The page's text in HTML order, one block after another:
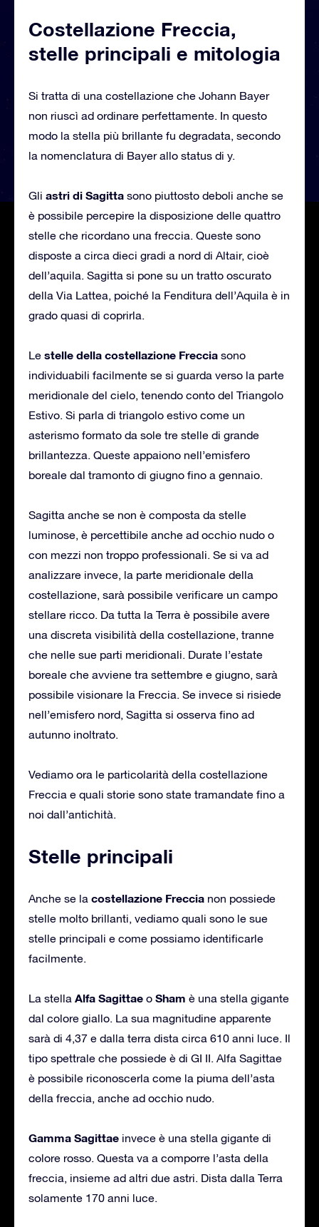
Costellazione Freccia,
stelle principali e mitologia
Si tratta di una costellazione che Johann Bayer
non riuscì ad ordinare perfettamente. In questo
modo la stella più brillante fu degradata, secondo
la nomenclatura di Bayer allo status di y.
Gli astri di Sagitta sono piuttosto deboli anche se
è possibile percepire la disposizione delle quattro
stelle che ricordano una freccia. Queste sono
disposte a circa dieci gradi a nord di Altair, cioè
dell’aquila. Sagitta si pone su un tratto oscurato
della Via Lattea, poiché la Fenditura dell’Aquila è in
grado quasi di coprirla.
Le stelle della costellazione Freccia sono
individuabili facilmente se si guarda verso la parte
meridionale del cielo, tenendo conto del Triangolo
Estivo. Si parla di triangolo estivo come un
asterismo formato da sole tre stelle di grande
brillantezza. Queste appaiono nell’emisfero
boreale dal tramonto di giugno fino a gennaio.
Sagitta anche se non è composta da stelle
luminose, è percettibile anche ad occhio nudo o
con mezzi non troppo professionali. Se si va ad
analizzare invece, la parte meridionale della
costellazione, sarà possibile verificare un campo
stellare ricco. Da tutta la Terra è possibile avere
una discreta visibilità della costellazione, tranne
che nelle sue parti meridionali. Durate l’estate
boreale che avviene tra settembre e giugno, sarà
possibile visionare la Freccia. Se invece si risiede
nell’emisfero nord, Sagitta si osserva fino ad
autunno inoltrato.
Vediamo ora le particolarità della costellazione
Freccia e quali storie sono state tramandate fino a
noi dall’antichità.
Stelle principali
Anche se la costellazione Freccia non possiede
stelle molto brillanti, vediamo quali sono le sue
stelle principali e come possiamo identificarle
facilmente.
La stella Alfa Sagittae o Sham è una stella gigante
dal colore giallo. La sua magnitudine apparente
sarà di 4,37 e dalla terra dista circa 610 anni luce. Il
tipo spettrale che possiede è di GI II. Alfa Sagittae
è possibile riconoscerla come la piuma dell’asta
della freccia, anche ad occhio nudo.
Gamma Sagittae invece è una stella gigante di
colore rosso. Questa va a comporre l’asta della
freccia, insieme ad altri due astri. Dista dalla Terra
solamente 170 anni luce.